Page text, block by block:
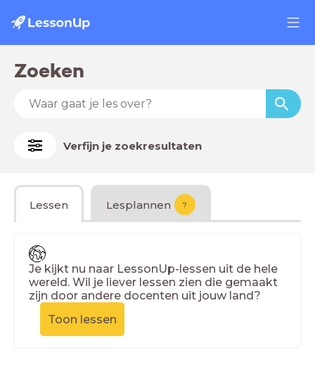
Zoeken
Verfijn je zoekresultaten
Lessen Lesplannen ?
Je kijkt nu naar LessonUp-lessen uit de hele
wereld. Wil je liever lessen zien die gemaakt
zijn door andere docenten uit jouw land?
Toon lessen